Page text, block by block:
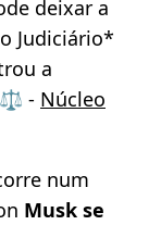
deixar a
Judiciário*
a
⚖️ - Núcleo
num
Musk se